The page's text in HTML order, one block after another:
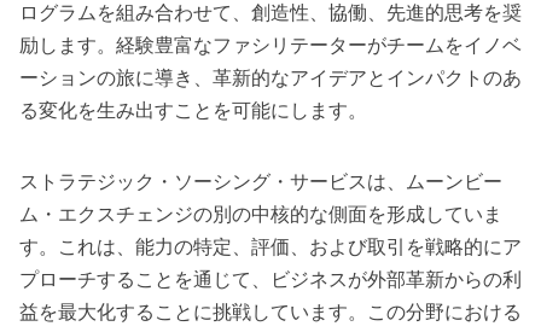
ログラムを組み合わせて、創造性、協働、先進的思考を奨
励します。経験豊富なファシリテーターがチームをイノベ
ーションの旅に導き、革新的なアイデアとインパクトのあ
る変化を生み出すことを可能にします。
ストラテジック・ソーシング・サービスは、ムーンビー
ム・エクスチェンジの別の中核的な側面を形成していま
す。これは、能力の特定、評価、および取引を戦略的にア
プローチすることを通じて、ビジネスが外部革新からの利
益を最大化することに挑戦しています。この分野における